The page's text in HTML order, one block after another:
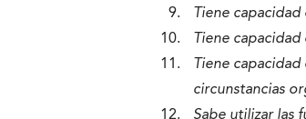
Tiene
Tiene
Tiene
circunstancias
Sabe utilizar las